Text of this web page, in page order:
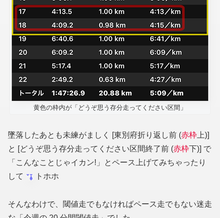
黄色の枠内が「どうぞ思う存分走ってください区間」
墜落したあとも未練がましく [東別府折り返し前 (赤枠上)]
と [どうぞ思う存分走ってください区間終了前 (赤枠 下)] で
「こんなことじゃイカン!」とペース上げてみちゃったり
して
トホホ
そんなわけで、閾値走でもなければペース走でもない迷走